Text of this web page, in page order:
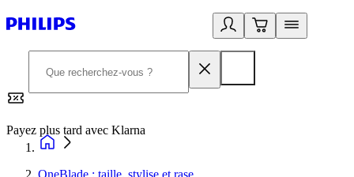
Payez plus tard avec Klarna
OneBlade : taille, stylise et rase